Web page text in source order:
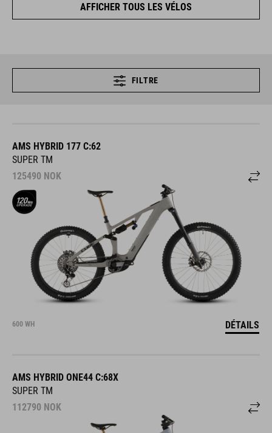
AFFICHER TOUS LES VÉLOS
FILTRE
AMS HYBRID 177 C:62
SUPER TM
125490 NOK
600 WH DÉTAILS
AMS HYBRID ONE44 C:68X
SUPER TM
112790 NOK